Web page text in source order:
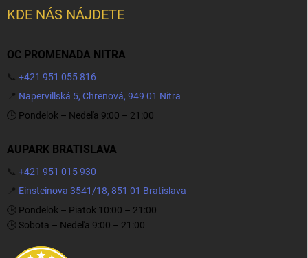
KDE NÁS NÁJDETE
OC PROMENADA NITRA
📞 +421 951 055 816
📍 Napervillská 5, Chrenová, 949 01 Nitra
🕒 Pondelok – Nedeľa 9:00 – 21:00
AUPARK BRATISLAVA
📞 +421 951 015 930
📍 Einsteinova 3541/18, 851 01 Bratislava
🕒 Pondelok – Piatok 10:00 – 21:00
🕒 Sobota – Nedeľa 9:00 – 21:00